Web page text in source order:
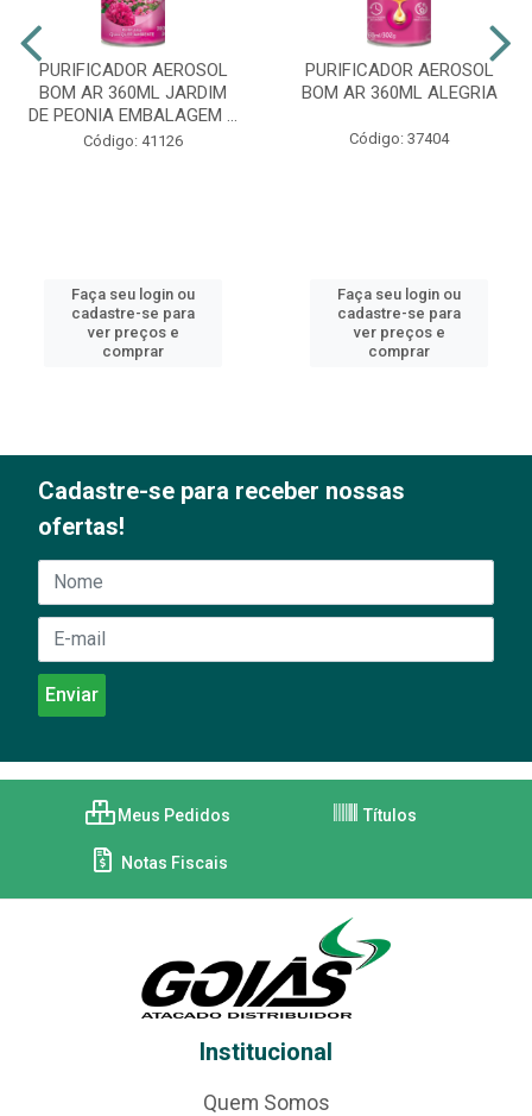
PURIFICADOR AEROSOL
BOM AR 360ML JARDIM
DE PEONIA EMBALAGEM ...
Código: 41126
Faça seu login ou
cadastre-se para
ver preços e
comprar
PURIFICADOR AEROSOL
BOM AR 360ML ALEGRIA
Código: 37404
Faça seu login ou
cadastre-se para
ver preços e
comprar
Cadastre-se para receber nossas
ofertas!
Meus Pedidos Títulos
Notas Fiscais
Institucional
Quem Somos